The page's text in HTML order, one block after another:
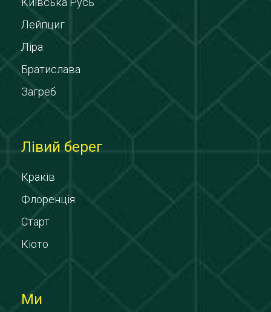
Лейпциг
Ліра
Братислава
Загреб
Лівий берег
Краків
Флоренція
Старт
Кіото
Ми